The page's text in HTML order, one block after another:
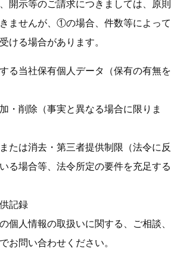
開示等のご請求につきましては、原則
ませんが、①の場合、件数等によって
ける場合があります。
る当社保有個人データ（保有の有無を
・削除（事実と異なる場合に限りま
たは消去・第三者提供制限（法令に反
る場合等、法令所定の要件を充足する
記録
個人情報の取扱いに関する、ご相談、
お問い合わせください。